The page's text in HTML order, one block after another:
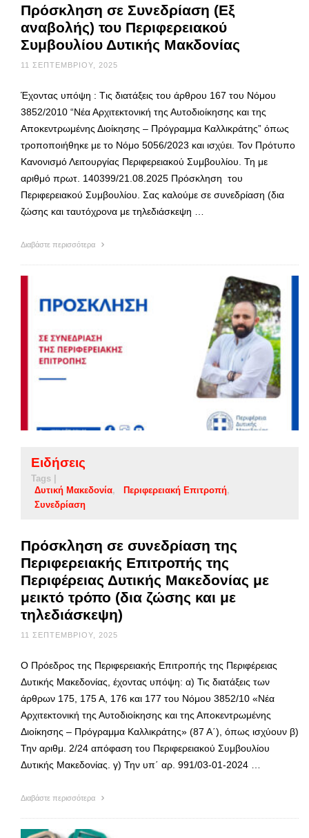
Πρόσκληση σε Συνεδρίαση (Εξ
αναβολής) του Περιφερειακού
Συμβουλίου Δυτικής Μακδονίας
11 ΣΕΠΤΕΜΒΡΊΟΥ, 2025
Έχοντας υπόψη : Tις διατάξεις του άρθρου 167 του Νόμου
3852/2010 “Νέα Αρχιτεκτονική της Αυτοδιοίκησης και της
Αποκεντρωμένης Διοίκησης – Πρόγραμμα Καλλικράτης” όπως
τροποποιήθηκε με το Νόμο 5056/2023 και ισχύει. Τον Πρότυπο
Κανονισμό Λειτουργίας Περιφερειακού Συμβουλίου. Τη με
αριθμό πρωτ. 140399/21.08.2025 Πρόσκληση του
Περιφερειακού Συμβουλίου. Σας καλούμε σε συνεδρίαση (δια
ζώσης και ταυτόχρονα με τηλεδιάσκεψη …
Διαβάστε περισσότερα
Ειδήσεις
Tags |
Δυτική Μακεδονία
Περιφερειακή Επιτροπή
Συνεδρίαση
Πρόσκληση σε συνεδρίαση της
Περιφερειακής Επιτροπής της
Περιφέρειας Δυτικής Μακεδονίας με
μεικτό τρόπο (δια ζώσης και με
τηλεδιάσκεψη)
11 ΣΕΠΤΕΜΒΡΊΟΥ, 2025
Ο Πρόεδρος της Περιφερειακής Επιτροπής της Περιφέρειας
Δυτικής Μακεδονίας, έχοντας υπόψη: α) Τις διατάξεις των
άρθρων 175, 175 Α, 176 και 177 του Νόμου 3852/10 «Νέα
Αρχιτεκτονική της Αυτοδιοίκησης και της Αποκεντρωμένης
Διοίκησης – Πρόγραμμα Καλλικράτης» (87 Α΄), όπως ισχύουν β)
Την αριθμ. 2/24 απόφαση του Περιφερειακού Συμβουλίου
Δυτικής Μακεδονίας. γ) Την υπ΄ αρ. 991/03-01-2024 …
Διαβάστε περισσότερα